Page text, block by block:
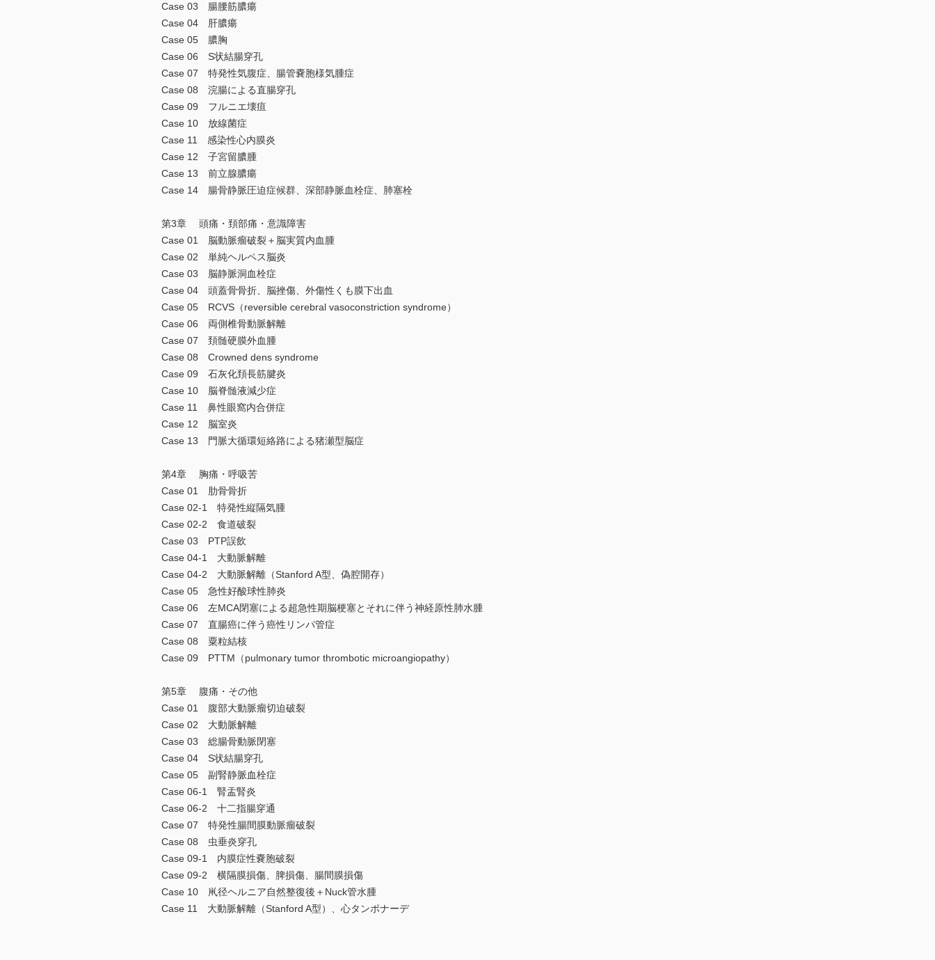
Case 03 腸腰筋膿瘍
Case 04 肝膿瘍
Case 05 膿胸
Case 06 S状結腸穿孔
Case 07 特発性気腹症、腸管嚢胞様気腫症
Case 08 浣腸による直腸穿孔
Case 09 フルニエ壊疽
Case 10 放線菌症
Case 11 感染性心内膜炎
Case 12 子宮留膿腫
Case 13 前立腺膿瘍
Case 14 腸骨静脈圧迫症候群、深部静脈血栓症、肺塞栓
第3章 頭痛・頚部痛・意識障害
Case 01 脳動脈瘤破裂＋脳実質内血腫
Case 02 単純ヘルペス脳炎
Case 03 脳静脈洞血栓症
Case 04 頭蓋骨骨折、脳挫傷、外傷性くも膜下出血
Case 05 RCVS（reversible cerebral vasoconstriction syndrome）
Case 06 両側椎骨動脈解離
Case 07 頚髄硬膜外血腫
Case 08 Crowned dens syndrome
Case 09 石灰化頚長筋腱炎
Case 10 脳脊髄液減少症
Case 11 鼻性眼窩内合併症
Case 12 脳室炎
Case 13 門脈大循環短絡路による猪瀬型脳症
第4章 胸痛・呼吸苦
Case 01 肋骨骨折
Case 02-1 特発性縦隔気腫
Case 02-2 食道破裂
Case 03 PTP誤飲
Case 04-1 大動脈解離
Case 04-2 大動脈解離（Stanford A型、偽腔開存）
Case 05 急性好酸球性肺炎
Case 06 左MCA閉塞による超急性期脳梗塞とそれに伴う神経原性肺水腫
Case 07 直腸癌に伴う癌性リンパ管症
Case 08 粟粒結核
Case 09 PTTM（pulmonary tumor thrombotic microangiopathy）
第5章 腹痛・その他
Case 01 腹部大動脈瘤切迫破裂
Case 02 大動脈解離
Case 03 総腸骨動脈閉塞
Case 04 S状結腸穿孔
Case 05 副腎静脈血栓症
Case 06-1 腎盂腎炎
Case 06-2 十二指腸穿通
Case 07 特発性腸間膜動脈瘤破裂
Case 08 虫垂炎穿孔
Case 09-1 内膜症性嚢胞破裂
Case 09-2 横隔膜損傷、脾損傷、腸間膜損傷
Case 10 鼡径ヘルニア自然整復後＋Nuck管水腫
Case 11 大動脈解離（Stanford A型）、心タンポナーデ